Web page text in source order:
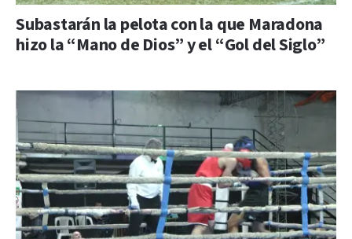
Subastarán la pelota con la que Maradona
hizo la “Mano de Dios” y el “Gol del Siglo”